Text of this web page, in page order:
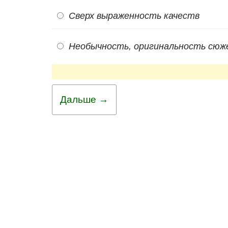
Сверх выраженность качеств
Необычность, оригинальность
Дальше →